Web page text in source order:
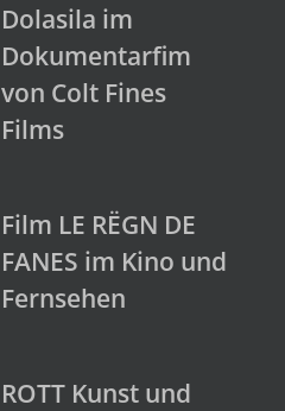
Dolasila im
Dokumentarfim
von Colt Fines
Films
Film LE RËGN DE
FANES im Kino und
Fernsehen
ROTT Kunst und